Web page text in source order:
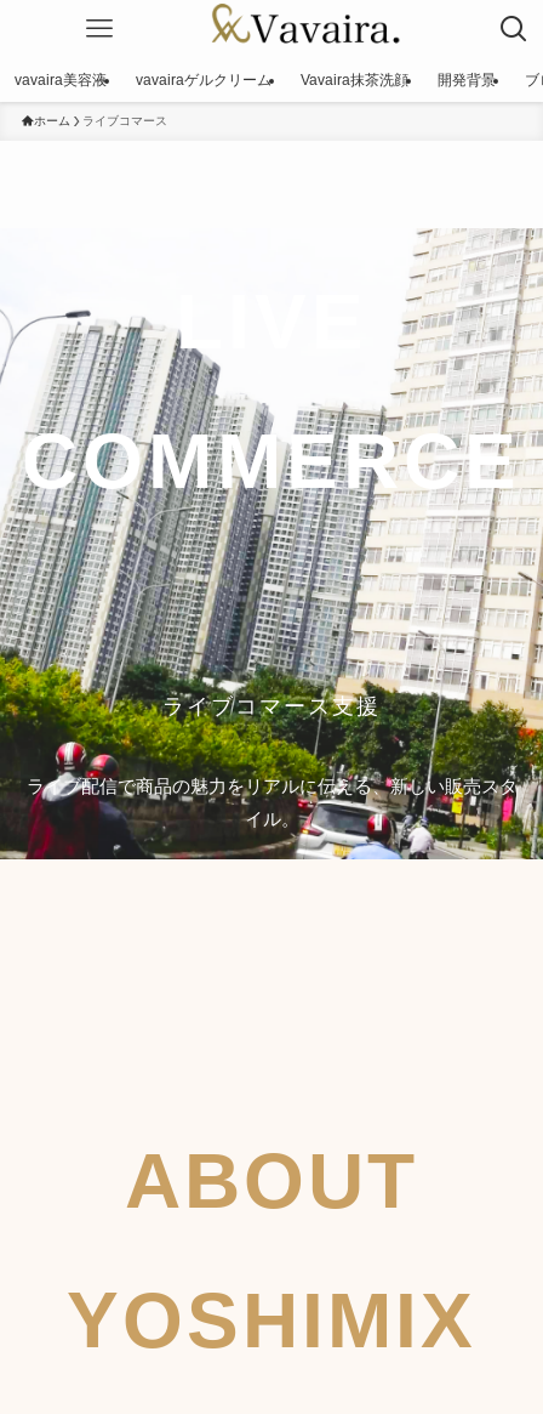
vavaira美容液 vavairaゲルクリーム Vavaira抹茶洗顔 開発背景 ブ
ホーム ライブコマース
LIVE
COMMERCE
ライブコマース支援
ライブ配信で商品の魅力をリアルに伝える、新しい販売スタ
イル。
ABOUT
YOSHIMIX